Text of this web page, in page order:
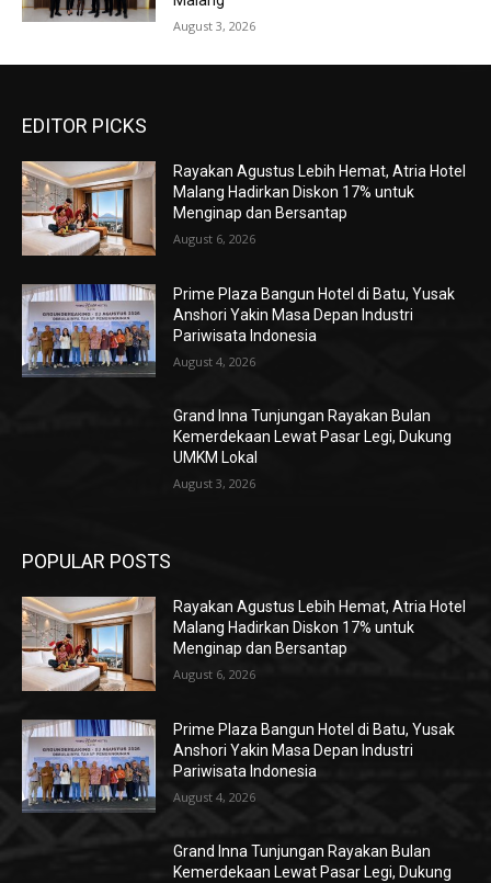
August 3, 2026
EDITOR PICKS
Rayakan Agustus Lebih Hemat, Atria Hotel
Malang Hadirkan Diskon 17% untuk
Menginap dan Bersantap
August 6, 2026
Prime Plaza Bangun Hotel di Batu, Yusak
Anshori Yakin Masa Depan Industri
Pariwisata Indonesia
August 4, 2026
Grand Inna Tunjungan Rayakan Bulan
Kemerdekaan Lewat Pasar Legi, Dukung
UMKM Lokal
August 3, 2026
POPULAR POSTS
Rayakan Agustus Lebih Hemat, Atria Hotel
Malang Hadirkan Diskon 17% untuk
Menginap dan Bersantap
August 6, 2026
Prime Plaza Bangun Hotel di Batu, Yusak
Anshori Yakin Masa Depan Industri
Pariwisata Indonesia
August 4, 2026
Grand Inna Tunjungan Rayakan Bulan
Kemerdekaan Lewat Pasar Legi, Dukung